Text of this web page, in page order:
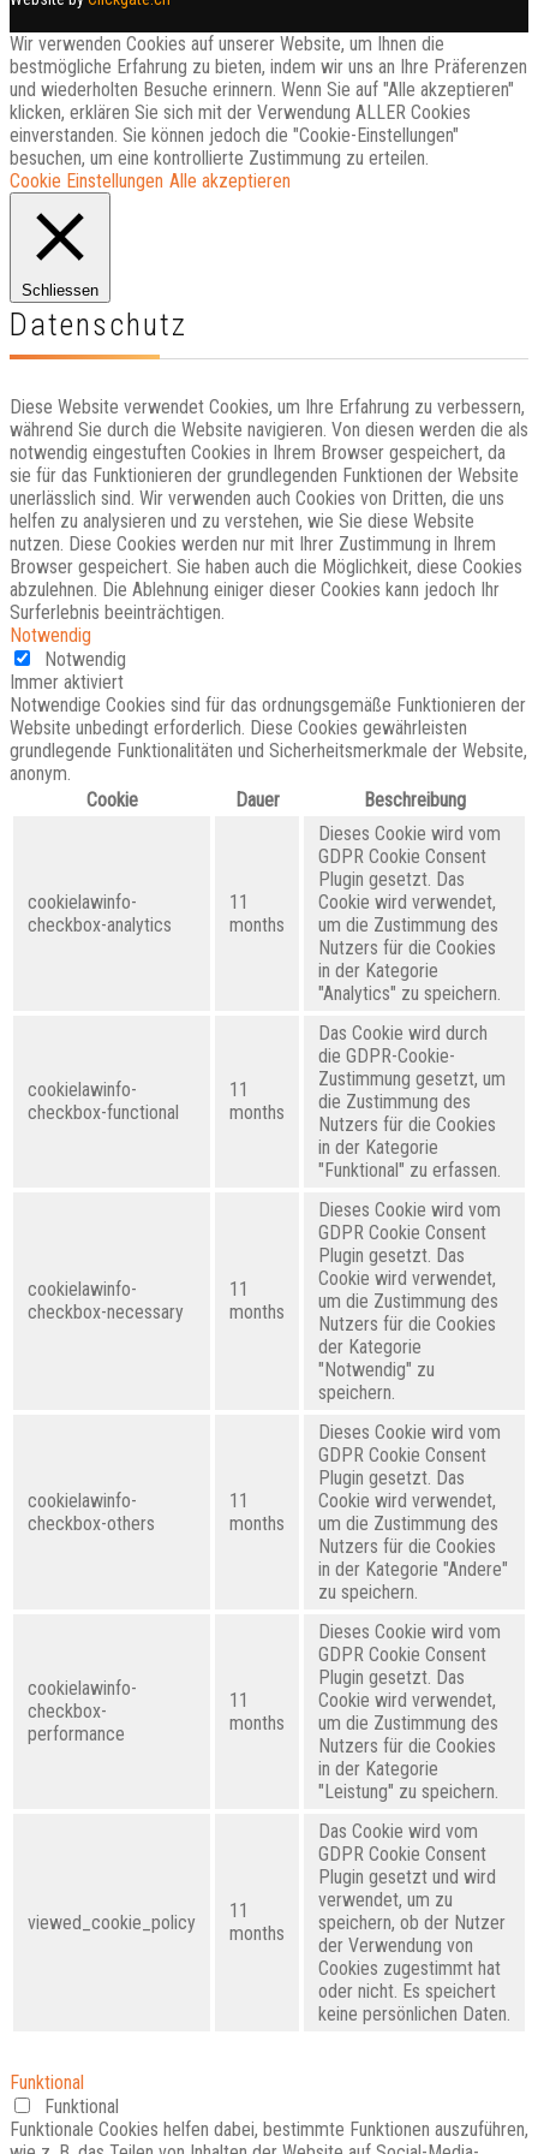
Wir verwenden Cookies auf unserer Website, um Ihnen die
bestmögliche Erfahrung zu bieten, indem wir uns an Ihre Präferenzen
und wiederholten Besuche erinnern. Wenn Sie auf "Alle akzeptieren"
klicken, erklären Sie sich mit der Verwendung ALLER Cookies
einverstanden. Sie können jedoch die "Cookie-Einstellungen"
besuchen, um eine kontrollierte Zustimmung zu erteilen.
Cookie Einstellungen Alle akzeptieren
Schliessen
Datenschutz
Diese Website verwendet Cookies, um Ihre Erfahrung zu verbessern,
während Sie durch die Website navigieren. Von diesen werden die als
notwendig eingestuften Cookies in Ihrem Browser gespeichert, da
sie für das Funktionieren der grundlegenden Funktionen der Website
unerlässlich sind. Wir verwenden auch Cookies von Dritten, die uns
helfen zu analysieren und zu verstehen, wie Sie diese Website
nutzen. Diese Cookies werden nur mit Ihrer Zustimmung in Ihrem
Browser gespeichert. Sie haben auch die Möglichkeit, diese Cookies
abzulehnen. Die Ablehnung einiger dieser Cookies kann jedoch Ihr
Surferlebnis beeinträchtigen.
Notwendig
Notwendig
Immer aktiviert
Notwendige Cookies sind für das ordnungsgemäße Funktionieren der
Website unbedingt erforderlich. Diese Cookies gewährleisten
grundlegende Funktionalitäten und Sicherheitsmerkmale der Website,
anonym.
Cookie
Dauer Beschreibung
cookielawinfo-
checkbox-analytics
11
months
Dieses Cookie wird vom
GDPR Cookie Consent
Plugin gesetzt. Das
Cookie wird verwendet,
um die Zustimmung des
Nutzers für die Cookies
in der Kategorie
"Analytics" zu speichern.
cookielawinfo-
checkbox-functional
11
months
Das Cookie wird durch
die GDPR-Cookie-
Zustimmung gesetzt, um
die Zustimmung des
Nutzers für die Cookies
in der Kategorie
"Funktional" zu erfassen.
cookielawinfo-
checkbox-necessary
11
months
Dieses Cookie wird vom
GDPR Cookie Consent
Plugin gesetzt. Das
Cookie wird verwendet,
um die Zustimmung des
Nutzers für die Cookies
der Kategorie
"Notwendig" zu
speichern.
cookielawinfo-
checkbox-others
11
months
Dieses Cookie wird vom
GDPR Cookie Consent
Plugin gesetzt. Das
Cookie wird verwendet,
um die Zustimmung des
Nutzers für die Cookies
in der Kategorie "Andere"
zu speichern.
cookielawinfo-
checkbox-
performance
11
months
Dieses Cookie wird vom
GDPR Cookie Consent
Plugin gesetzt. Das
Cookie wird verwendet,
um die Zustimmung des
Nutzers für die Cookies
in der Kategorie
"Leistung" zu speichern.
viewed_cookie_policy
11
months
Das Cookie wird vom
GDPR Cookie Consent
Plugin gesetzt und wird
verwendet, um zu
speichern, ob der Nutzer
der Verwendung von
Cookies zugestimmt hat
oder nicht. Es speichert
keine persönlichen Daten.
Funktional
Funktional
Funktionale Cookies helfen dabei, bestimmte Funktionen auszuführen,